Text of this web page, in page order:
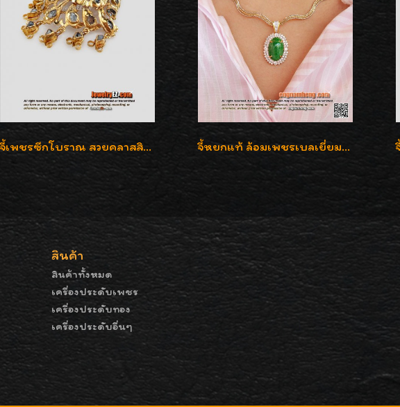
จี้เพชรซีกโบราณ สวยคลาสสิก สภาพสมบูรณ์สุดๆค่ะ จี้หยกแท้ ล้อมเพชรเบลเยี่ยมคัท ราคาพิเศษไม่แพงค่ะ
สินค้า
สินค้าทั้งหมด
เครื่องประดับเพชร
เครื่องประดับทอง
เครื่องประดับอื่นๆ